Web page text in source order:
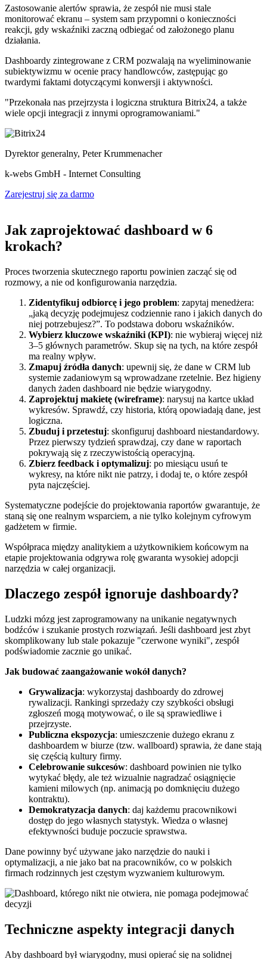
Zastosowanie alertów sprawia, że zespół nie musi stale
monitorować ekranu – system sam przypomni o konieczności
reakcji, gdy wskaźniki zaczną odbiegać od założonego planu
działania.
Dashboardy zintegrowane z CRM pozwalają na wyeliminowanie
subiektywizmu w ocenie pracy handlowców, zastępując go
twardymi faktami dotyczącymi konwersji i aktywności.
"Przekonała nas przejrzysta i logiczna struktura Bitrix24, a także
wiele opcji integracji z innymi oprogramowaniami."
Dyrektor generalny, Peter Krummenacher
k-webs GmbH - Internet Consulting
Zarejestruj się za darmo
Jak zaprojektować dashboard w 6
krokach?
Proces tworzenia skutecznego raportu powinien zacząć się od
rozmowy, a nie od konfigurowania narzędzia.
Zidentyfikuj odbiorcę i jego problem: zapytaj menedżera:
„jaką decyzję podejmujesz codziennie rano i jakich danych do
niej potrzebujesz?”. To podstawa doboru wskaźników.
Wybierz kluczowe wskaźniki (KPI): nie wybieraj więcej niż
3–5 głównych parametrów. Skup się na tych, na które zespół
ma realny wpływ.
Zmapuj źródła danych: upewnij się, że dane w CRM lub
systemie zadaniowym są wprowadzane rzetelnie. Bez higieny
danych żaden dashboard nie będzie wiarygodny.
Zaprojektuj makietę (wireframe): narysuj na kartce układ
wykresów. Sprawdź, czy historia, którą opowiadają dane, jest
logiczna.
Zbuduj i przetestuj: skonfiguruj dashboard niestandardowy.
Przez pierwszy tydzień sprawdzaj, czy dane w raportach
pokrywają się z rzeczywistością operacyjną.
Zbierz feedback i optymalizuj: po miesiącu usuń te
wykresy, na które nikt nie patrzy, i dodaj te, o które zespół
pyta najczęściej.
Systematyczne podejście do projektowania raportów gwarantuje, że
staną się one realnym wsparciem, a nie tylko kolejnym cyfrowym
gadżetem w firmie.
Współpraca między analitykiem a użytkownikiem końcowym na
etapie projektowania odgrywa rolę gwaranta wysokiej adopcji
narzędzia w całej organizacji.
Dlaczego zespół ignoruje dashboardy?
Ludzki mózg jest zaprogramowany na unikanie negatywnych
bodźców i szukanie prostych rozwiązań. Jeśli dashboard jest zbyt
skomplikowany lub stale pokazuje "czerwone wyniki", zespół
podświadomie zacznie go unikać.
Jak budować zaangażowanie wokół danych?
Grywalizacja: wykorzystaj dashboardy do zdrowej
rywalizacji. Rankingi sprzedaży czy szybkości obsługi
zgłoszeń mogą motywować, o ile są sprawiedliwe i
przejrzyste.
Publiczna ekspozycja: umieszczenie dużego ekranu z
dashboardem w biurze (tzw. wallboard) sprawia, że dane stają
się częścią kultury firmy.
Celebrowanie sukcesów: dashboard powinien nie tylko
wytykać błędy, ale też wizualnie nagradzać osiągnięcie
kamieni milowych (np. animacją po domknięciu dużego
kontraktu).
Demokratyzacja danych: daj każdemu pracownikowi
dostęp do jego własnych statystyk. Wiedza o własnej
efektywności buduje poczucie sprawstwa.
Dane powinny być używane jako narzędzie do nauki i
optymalizacji, a nie jako bat na pracowników, co w polskich
firmach rodzinnych jest częstym wyzwaniem kulturowym.
Techniczne aspekty integracji danych
Aby dashboard był wiarygodny, musi opierać się na solidnej